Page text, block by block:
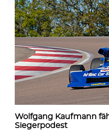
Wolfgang Kaufmann
Siegerpodest